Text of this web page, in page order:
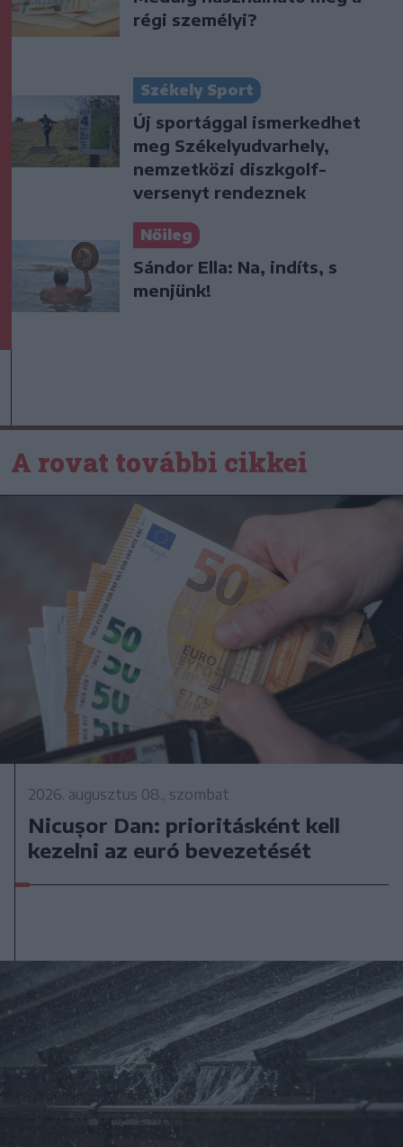
régi személyi?
Székely Sport
Új sportággal ismerkedhet
meg Székelyudvarhely,
nemzetközi diszkgolf-
versenyt rendeznek
Nőileg
Sándor Ella: Na, indíts, s
menjünk!
A rovat további cikkei
2026. augusztus 08., szombat
Nicușor Dan: prioritásként kell
kezelni az euró bevezetését